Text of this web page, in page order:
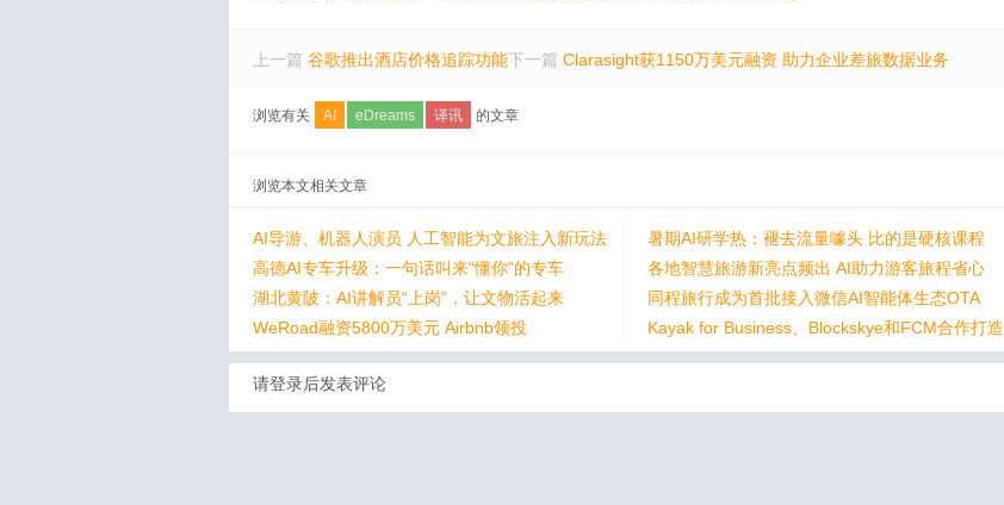
上一篇 谷歌推出酒店价格追踪功能下一篇 Clarasight获1150万美元融资 助力企业差旅数据业务
浏览有关 AI eDreams 译讯 的文章
浏览本文相关文章
AI导游、机器人演员 人工智能为文旅注入新玩法
暑期AI研学热：褪去流量噱头 比的是硬核课程
高德AI专车升级：一句话叫来“懂你”的专车
各地智慧旅游新亮点频出 AI助力游客旅程省心
湖北黄陂：AI讲解员“上岗”，让文物活起来
同程旅行成为首批接入微信AI智能体生态OTA
WeRoad融资5800万美元 Airbnb领投
Kayak for Business、Blockskye和FCM合作打造
全球商务旅行平台
请登录后发表评论